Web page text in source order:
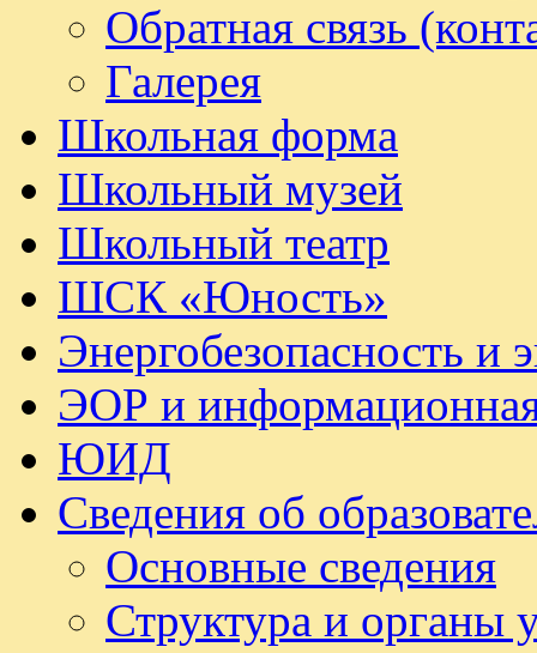
Обратная связь
Галерея
Школьная форма
Школьный музей
Школьный театр
ШСК «Юность»
Энергобезопасность и
ЭОР и информационная
ЮИД
Сведения об
Основные сведения
Структура и органы